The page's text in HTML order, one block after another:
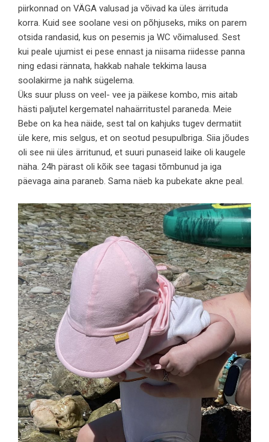
piirkonnad on VÄGA valusad ja võivad ka üles ärrituda
korra. Kuid see soolane vesi on põhjuseks, miks on parem
otsida randasid, kus on pesemis ja WC võimalused. Sest
kui peale ujumist ei pese ennast ja niisama riidesse panna
ning edasi rännata, hakkab nahale tekkima lausa
soolakirme ja nahk sügelema.
Üks suur pluss on veel- vee ja päikese kombo, mis aitab
hästi paljutel kergematel nahaärritustel paraneda. Meie
Bebe on ka hea näide, sest tal on kahjuks tugev dermatiit
üle kere, mis selgus, et on seotud pesupulbriga. Siia jõudes
oli see nii üles ärritunud, et suuri punaseid laike oli kaugele
näha. 24h pärast oli kõik see tagasi tõmbunud ja iga
päevaga aina paraneb. Sama näeb ka pubekate akne peal.